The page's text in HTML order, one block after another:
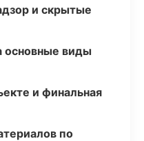
и скрытые
основные виды
и финальная
по